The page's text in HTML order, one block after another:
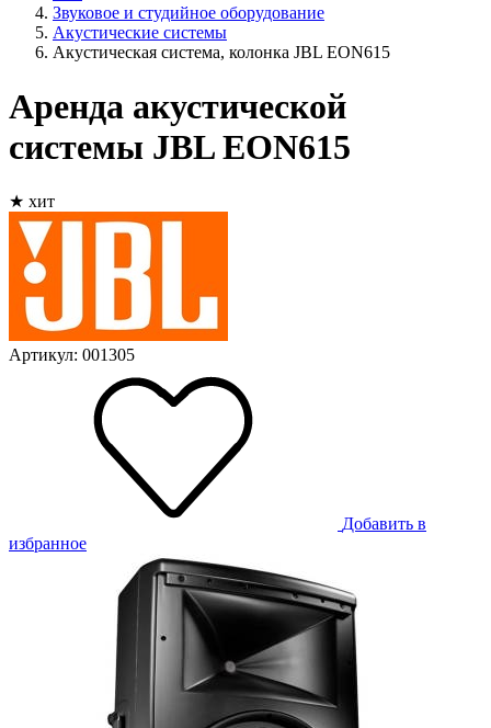
Звуковое и студийное оборудование
Акустические системы
Акустическая система, колонка JBL EON615
Аренда акустической
системы JBL EON615
★ хит
Артикул: 001305
Добавить в
избранное